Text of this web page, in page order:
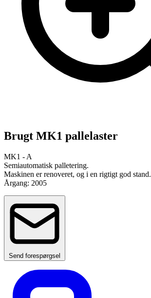
Brugt MK1 pallelaster
MK1 - A
Semiautomatisk palletering.
Maskinen er renoveret, og i en rigtigt god stand.
Årgang: 2005
Send forespørgsel